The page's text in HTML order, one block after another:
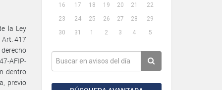
16 17 18 19 20 21
22
23
24 25 26 27 28
29
30
31 1 2 3 4 5
la Ley
417
AFIP-
dentro
previo